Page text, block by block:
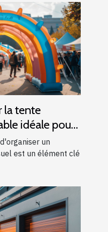
la tente
idéale pour
un
est un élément clé